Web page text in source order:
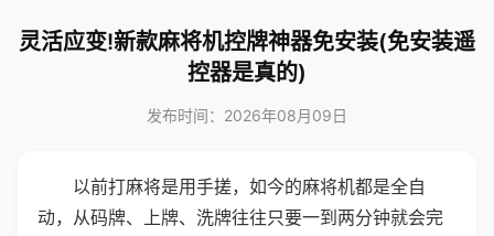
灵活应变!新款麻将机控牌神器免安装(免安装遥
控器是真的)
发布时间：2026年08月09日
以前打麻将是用手搓，如今的麻将机都是全自
动，从码牌、上牌、洗牌往往只要一到两分钟就会完